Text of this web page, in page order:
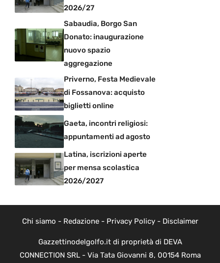
2026/27
Sabaudia, Borgo San
Donato: inaugurazione
nuovo spazio
aggregazione
Priverno, Festa Medievale
di Fossanova: acquisto
biglietti online
Gaeta, incontri religiosi:
appuntamenti ad agosto
Latina, iscrizioni aperte
per mensa scolastica
2026/2027
Chi siamo - Redazione- Privacy Policy- Disclaimer
Gazzettinodelgolfo.it di proprietà di DEVA
CONNECTION SRL - Via Tata Giovanni 8, 00154 Roma